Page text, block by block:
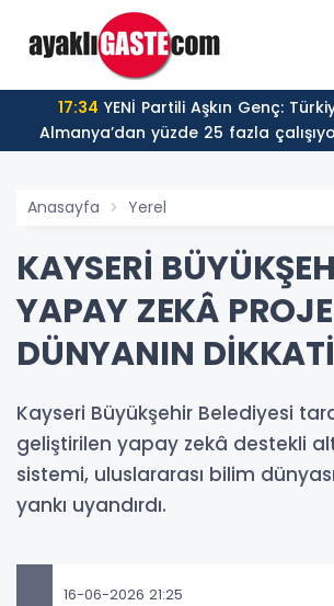
17:34
Almanya’dan yüzde 25 fazla
ayın 18 gününe
Anasayfa Yerel
KAYSERİ
YAPAY ZEKÂ
DÜNYANIN
Kayseri Büyükşehir Belediyesi
geliştirilen yapay zekâ destekli
sistemi, uluslararası bilim
yankı uyandırdı.
16-06-2026 21:25